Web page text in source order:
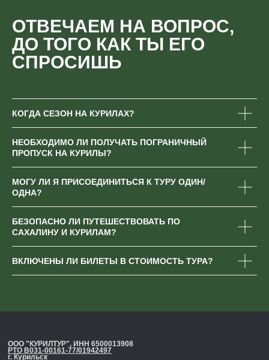
ОТВЕЧАЕМ НА ВОПРОС,
ДО ТОГО КАК ТЫ ЕГО
СПРОСИШЬ
КОГДА СЕЗОН НА КУРИЛАХ?
НЕОБХОДИМО ЛИ ПОЛУЧАТЬ ПОГРАНИЧНЫЙ
ПРОПУСК НА КУРИЛЫ?
МОГУ ЛИ Я ПРИСОЕДИНИТЬСЯ К ТУРУ ОДИН/
ОДНА?
БЕЗОПАСНО ЛИ ПУТЕШЕСТВОВАТЬ ПО
САХАЛИНУ И КУРИЛАМ?
ВКЛЮЧЕНЫ ЛИ БИЛЕТЫ В СТОИМОСТЬ ТУРА?